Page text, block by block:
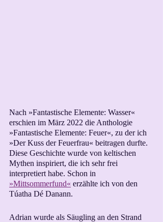
Nach »Fantastische Elemente: Wasser«
erschien im März 2022 die Anthologie
»Fantastische Elemente: Feuer«, zu der ich
»Der Kuss der Feuerfrau« beitragen durfte.
Diese Geschichte wurde von keltischen
Mythen inspiriert, die ich sehr frei
interpretiert habe. Schon in
»Mittsommerfund« erzählte ich von den
Túatha Dé Danann.
Adrian wurde als Säugling an den Strand